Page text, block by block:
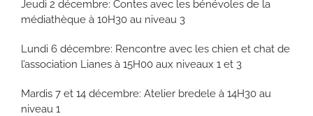
Jeudi 2 décembre: Contes avec les bénévoles de la
médiathèque à 10H30 au niveau 3
Lundi 6 décembre: Rencontre avec les chien et chat de
l’association Lianes à 15H00 aux niveaux 1 et 3
Mardis 7 et 14 décembre: Atelier bredele à 14H30 au
niveau 1